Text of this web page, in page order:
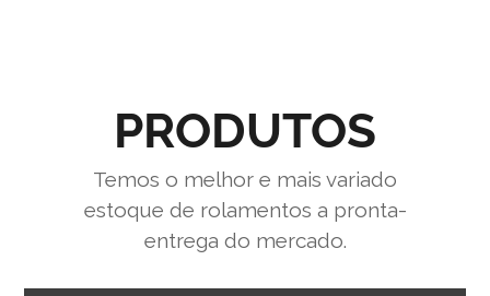
PRODUTOS
Temos o melhor e mais variado
estoque de rolamentos a pronta-
entrega do mercado.